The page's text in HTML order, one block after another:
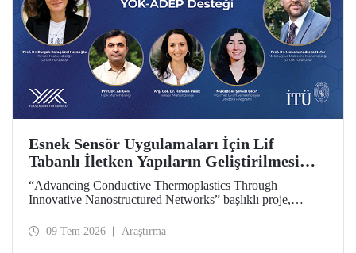
Esnek Sensör Uygulamaları İçin Lif
Tabanlı İletken Yapıların Geliştirilmesi
Projesine YÖK-ADEP Desteği
“Advancing Conductive Thermoplastics Through
Innovative Nanostructured Networks” başlıklı proje,
Araştırma Üniversiteleri Destek Programı (ADEP)
09 Tem 2026 Araştırma